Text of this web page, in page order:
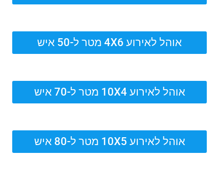
אוהל לאירוע 4X6 מטר ל-50 איש
אוהל לאירוע 10X4 מטר ל-70 איש
אוהל לאירוע 10X5 מטר ל-80 איש